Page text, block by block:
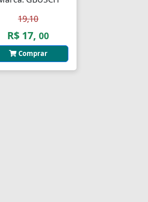
19,10
R$ 17,00
Comprar